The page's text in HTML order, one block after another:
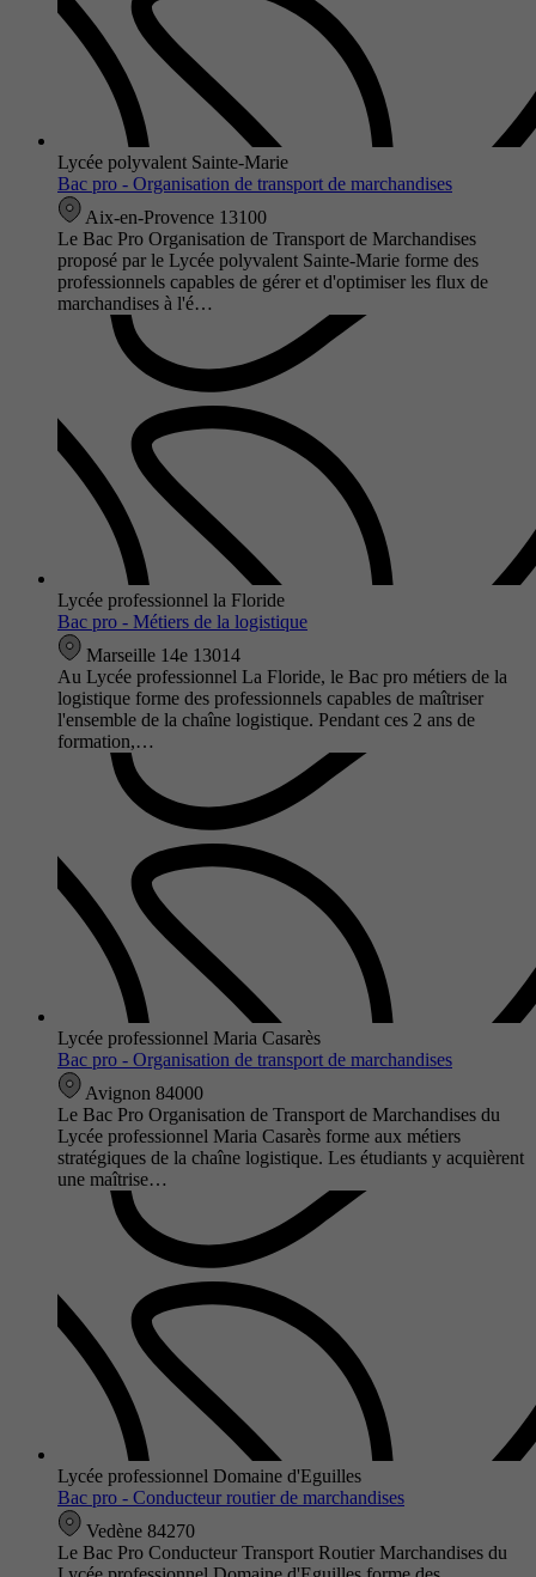
Lycée polyvalent Sainte-Marie
Bac pro - Organisation de transport de marchandises
Aix-en-Provence 13100
Le Bac Pro Organisation de Transport de Marchandises
proposé par le Lycée polyvalent Sainte-Marie forme des
professionnels capables de gérer et d'optimiser les flux de
marchandises à l'é…
Lycée professionnel la Floride
Bac pro - Métiers de la logistique
Marseille 14e 13014
Au Lycée professionnel La Floride, le Bac pro métiers de la
logistique forme des professionnels capables de maîtriser
l'ensemble de la chaîne logistique. Pendant ces 2 ans de
formation,…
Lycée professionnel Maria Casarès
Bac pro - Organisation de transport de marchandises
Avignon 84000
Le Bac Pro Organisation de Transport de Marchandises du
Lycée professionnel Maria Casarès forme aux métiers
stratégiques de la chaîne logistique. Les étudiants y acquièrent
une maîtrise…
Lycée professionnel Domaine d'Eguilles
Bac pro - Conducteur routier de marchandises
Vedène 84270
Le Bac Pro Conducteur Transport Routier Marchandises du